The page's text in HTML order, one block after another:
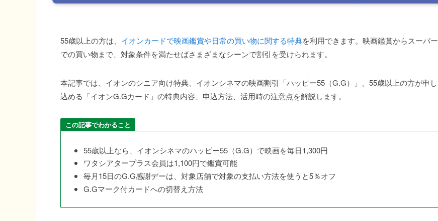
55歳以上の方は、 イオンカードで映画鑑賞や日常の買い物に関する特典を利用できます。映画鑑賞からスーパー
での買い物まで、対象条件を満たせばさまざまなシーンで割引を受けられます。
本記事では、イオンのシニア向け特典、イオンシネマの映画割引「ハッピー55（G.G）」、55歳以上の方が申し
込める「イオンG.Gカード」の特典内容、申込方法、活用時の注意点を解説します。
この記事でわかること
55歳以上なら、イオンシネマのハッピー55（G.G）で映画を毎日1,300円
ワタシアタープラス会員は1,100円で鑑賞可能
毎月15日のG.G感謝デーは、対象店舗で対象の支払い方法を使うと5％オフ
G.Gマーク付カードへの切替え方法